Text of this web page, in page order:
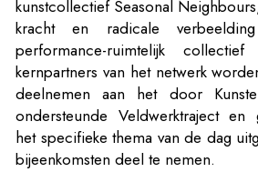
kunstcollectief Seasonal
kracht en radicale
performance-ruimtelijk
kernpartners van het netwerk
deelnemen aan het door
ondersteunde Veldwerktraject en
het specifieke thema van de dag
bijeenkomsten deel te nemen.